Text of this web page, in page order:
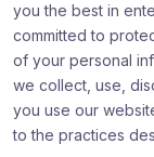
you the best in
committed to
of your personal
we collect, use,
you use our
to the practices